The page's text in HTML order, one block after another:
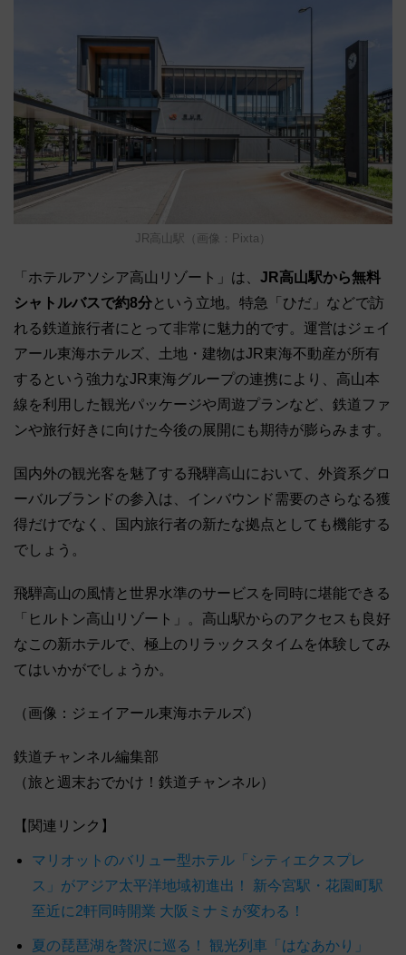
JR高山駅（画像：Pixta）
「ホテルアソシア高山リゾート」は、 JR高山駅から無料
シャトルバスで約8分という立地。特急「ひだ」などで訪
れる鉄道旅行者にとって非常に魅力的です。運営はジェイ
アール東海ホテルズ、土地・建物はJR東海不動産が所有
するという強力なJR東海グループの連携により、高山本
線を利用した観光パッケージや周遊プランなど、鉄道ファ
ンや旅行好きに向けた今後の展開にも期待が膨らみます。
国内外の観光客を魅了する飛騨高山において、外資系グロ
ーバルブランドの参入は、インバウンド需要のさらなる獲
得だけでなく、国内旅行者の新たな拠点としても機能する
でしょう。
飛騨高山の風情と世界水準のサービスを同時に堪能できる
「ヒルトン高山リゾート」。高山駅からのアクセスも良好
なこの新ホテルで、極上のリラックスタイムを体験してみ
てはいかがでしょうか。
（画像：ジェイアール東海ホテルズ）
鉄道チャンネル編集部
（旅と週末おでかけ！鉄道チャンネル）
【関連リンク】
マリオットのバリュー型ホテル「シティエクスプレ
ス」がアジア太平洋地域初進出！ 新今宮駅・花園町駅
至近に2軒同時開業 大阪ミナミが変わる！
夏の琵琶湖を贅沢に巡る！ 観光列車「はなあかり」